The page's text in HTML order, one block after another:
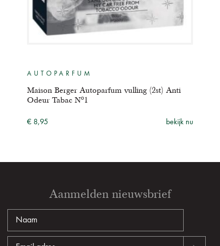
AUTOPARFUM
Maison Berger Autoparfum vulling (2st) Anti
Odeur Tabac Nº1
€ 8,95 bekijk nu
Aanmelden nieuwsbrief